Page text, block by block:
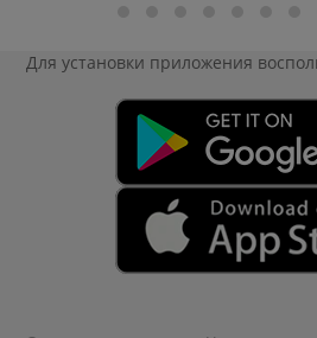
Для установки приложения